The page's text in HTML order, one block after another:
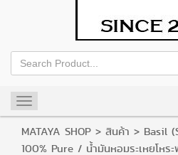
Toggle
navigation
MATAYA SHOP > สินค้า > Basil
100% Pure / น้ำมันหอมระเหยโหระ